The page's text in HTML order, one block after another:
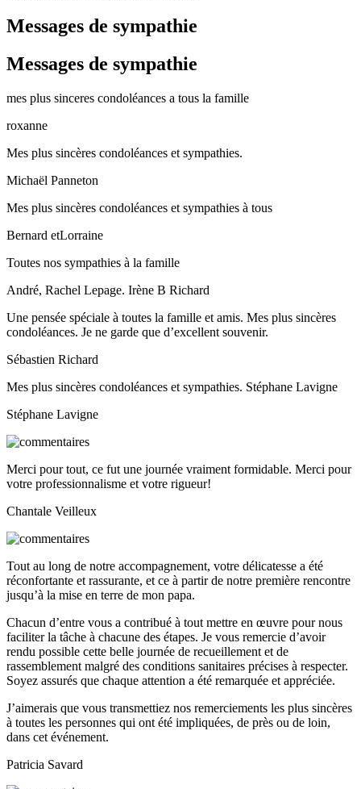
Messages de sympathie
Messages de sympathie
mes plus sinceres condoléances a tous la famille
roxanne
Mes plus sincères condoléances et sympathies.
Michaël Panneton
Mes plus sincères condoléances et sympathies à tous
Bernard etLorraine
Toutes nos sympathies à la famille
André, Rachel Lepage. Irène B Richard
Une pensée spéciale à toutes la famille et amis. Mes plus sincères
condoléances. Je ne garde que d’excellent souvenir.
Sébastien Richard
Mes plus sincères condoléances et sympathies. Stéphane Lavigne
Stéphane Lavigne
Merci pour tout, ce fut une journée vraiment formidable. Merci pour
votre professionnalisme et votre rigueur!
Chantale Veilleux
Tout au long de notre accompagnement, votre délicatesse a été
réconfortante et rassurante, et ce à partir de notre première rencontre
jusqu’à la mise en terre de mon papa.
Chacun d’entre vous a contribué à tout mettre en œuvre pour nous
faciliter la tâche à chacune des étapes. Je vous remercie d’avoir
rendu possible cette belle journée de recueillement et de
rassemblement malgré des conditions sanitaires précises à respecter.
Soyez assurés que chaque attention a été remarquée et appréciée.
J’aimerais que vous transmettiez nos remerciements les plus sincères
à toutes les personnes qui ont été impliquées, de près ou de loin,
dans cet événement.
Patricia Savard